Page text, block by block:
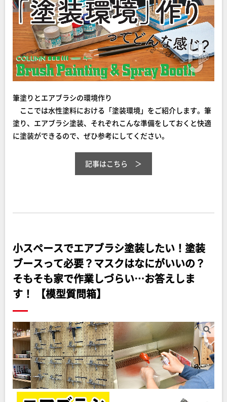
筆塗りとエアブラシの環境作り
ここでは水性塗料における「塗装環境」をご紹介します。筆
塗り、エアブラシ塗装、それぞれこんな準備をしておくと快適
に塗装ができるので、ぜひ参考にしてください。
記事はこちら
小スペースでエアブラシ塗装したい！塗装
ブースって必要？マスクはなにがいいの？
そもそも家で作業しづらい…お答えしま
す！ 【模型質問箱】